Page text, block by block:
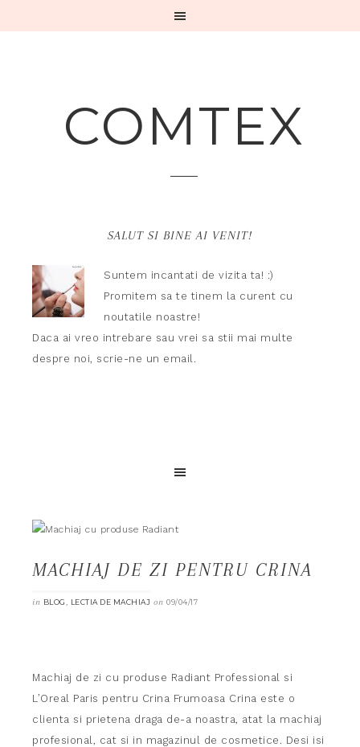
COMTEX
SALUT SI BINE AI VENIT!
Suntem incantati de vizita ta! :)
Promitem sa te tinem la curent cu
noutatile noastre!
Daca ai vreo intrebare sau vrei sa stii mai multe
despre noi, scrie-ne un email.
MACHIAJ DE ZI PENTRU CRINA
in BLOG, LECTIA DE MACHIAJ on 09/04/17
Machiaj de zi cu produse Radiant Professional si
L’Oreal Paris pentru Crina Frumoasa Crina este o
clienta si prietena draga de-a noastra, atat la machiaj
profesional, cat si in magazinul de cosmetice. Desi isi